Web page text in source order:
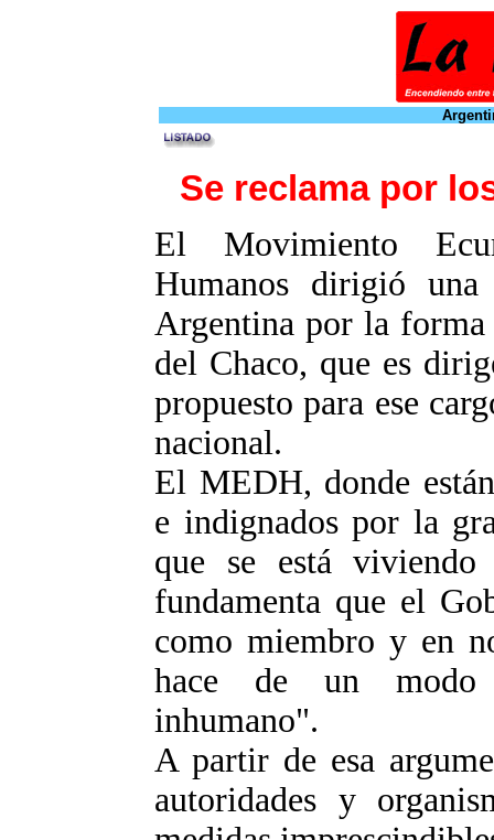
Se reclama por
El Movimiento
Humanos dirigió
Argentina por la forma
del Chaco, que es
propuesto para ese
nacional.
El MEDH, donde
e indignados por la
que se está
fundamenta que el
como miembro y en
hace de un modo
inhumano".
A partir de esa
autoridades y